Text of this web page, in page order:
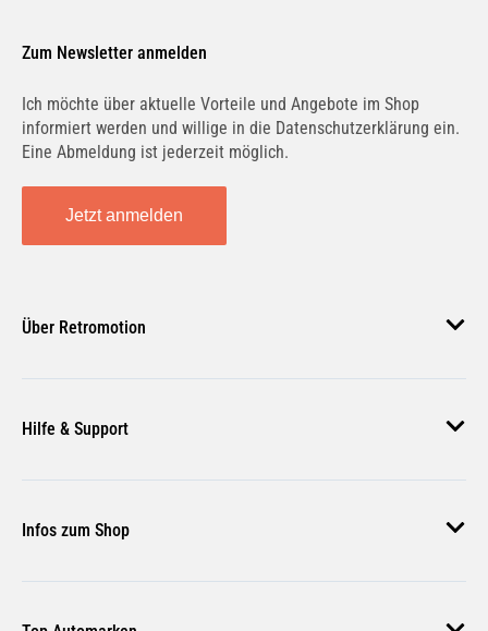
Zum Newsletter anmelden
Ich möchte über aktuelle Vorteile und Angebote im Shop
informiert werden und willige in die Datenschutzerklärung ein.
Eine Abmeldung ist jederzeit möglich.
Jetzt anmelden
Über Retromotion
Unsere Jobs
Magazin
Hilfe & Support
Zahlungsmethoden
Versand & Lieferung
Rückgabe & Erstattung
Infos zum Shop